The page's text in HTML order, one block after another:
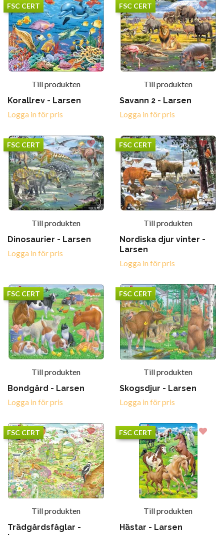
FSC CERT
Till produkten
Korallrev - Larsen
Logga in för pris
FSC CERT
Till produkten
Savann 2 - Larsen
Logga in för pris
FSC CERT
Till produkten
Dinosaurier - Larsen
Logga in för pris
FSC CERT
Till produkten
Nordiska djur vinter -
Larsen
Logga in för pris
FSC CERT
Till produkten
Bondgård - Larsen
Logga in för pris
FSC CERT
Till produkten
Skogsdjur - Larsen
Logga in för pris
FSC CERT
Till produkten
Trädgårdsfåglar -
FSC CERT
Till produkten
Hästar - Larsen